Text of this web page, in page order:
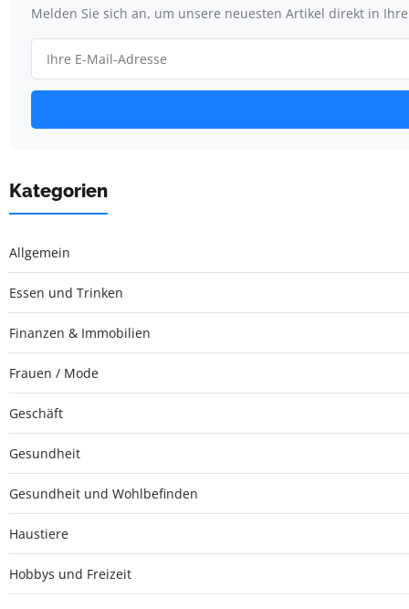
Melden Sie sich an, um unsere neuesten Artikel direkt in
Kategorien
Allgemein
Essen und Trinken
Finanzen & Immobilien
Frauen / Mode
Geschäft
Gesundheit
Gesundheit und Wohlbefinden
Haustiere
Hobbys und Freizeit